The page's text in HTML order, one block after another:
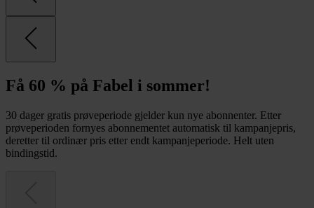
Få 60 % på Fabel i sommer!
30 dager gratis prøveperiode gjelder kun nye abonnenter. Etter
prøveperioden fornyes abonnementet automatisk til kampanjepris,
deretter til ordinær pris etter endt kampanjeperiode. Helt uten
bindingstid.